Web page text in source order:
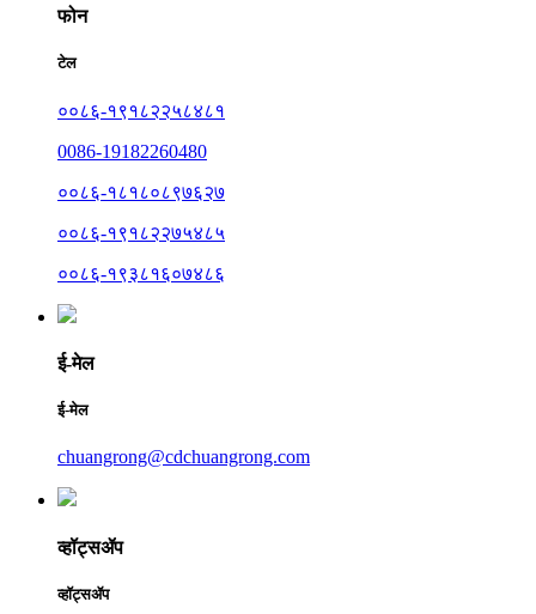
फोन
टेल
००८६-१९१८२२५८४८१
0086-19182260480
००८६-१८१८०८९७६२७
००८६-१९१८२२७५४८५
००८६-१९३८१६०७४८६
ई-मेल
ई-मेल
chuangrong@cdchuangrong.com
व्हॉट्सॲप
व्हॉट्सॲप